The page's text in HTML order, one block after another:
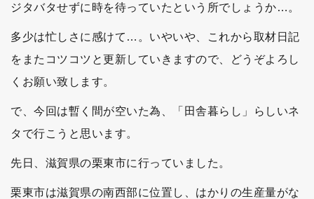
ジタバタせずに時を待っていたという所でしょうか…。
多少は忙しさに感けて…。いやいや、これから取材日記
をまたコツコツと更新していきますので、どうぞよろし
くお願い致します。
で、今回は暫く間が空いた為、「田舎暮らし」らしいネ
タで行こうと思います。
先日、滋賀県の栗東市に行っていました。
栗東市は滋賀県の南西部に位置し、はかりの生産量がな